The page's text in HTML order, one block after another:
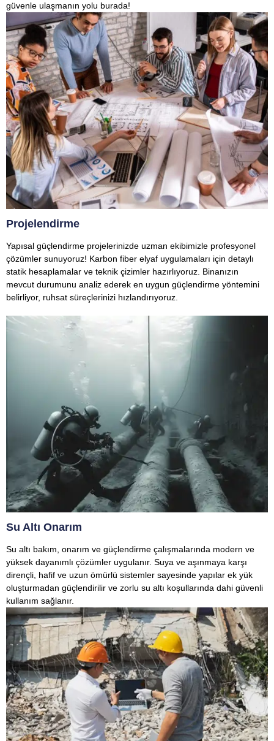
güvenle ulaşmanın yolu burada!
Projelendirme
Yapısal güçlendirme projelerinizde uzman ekibimizle profesyonel
çözümler sunuyoruz! Karbon fiber elyaf uygulamaları için detaylı
statik hesaplamalar ve teknik çizimler hazırlıyoruz. Binanızın
mevcut durumunu analiz ederek en uygun güçlendirme yöntemini
belirliyor, ruhsat süreçlerinizi hızlandırıyoruz.
Su Altı Onarım
Su altı bakım, onarım ve güçlendirme çalışmalarında modern ve
yüksek dayanımlı çözümler uygulanır. Suya ve aşınmaya karşı
dirençli, hafif ve uzun ömürlü sistemler sayesinde yapılar ek yük
oluşturmadan güçlendirilir ve zorlu su altı koşullarında dahi güvenli
kullanım sağlanır.